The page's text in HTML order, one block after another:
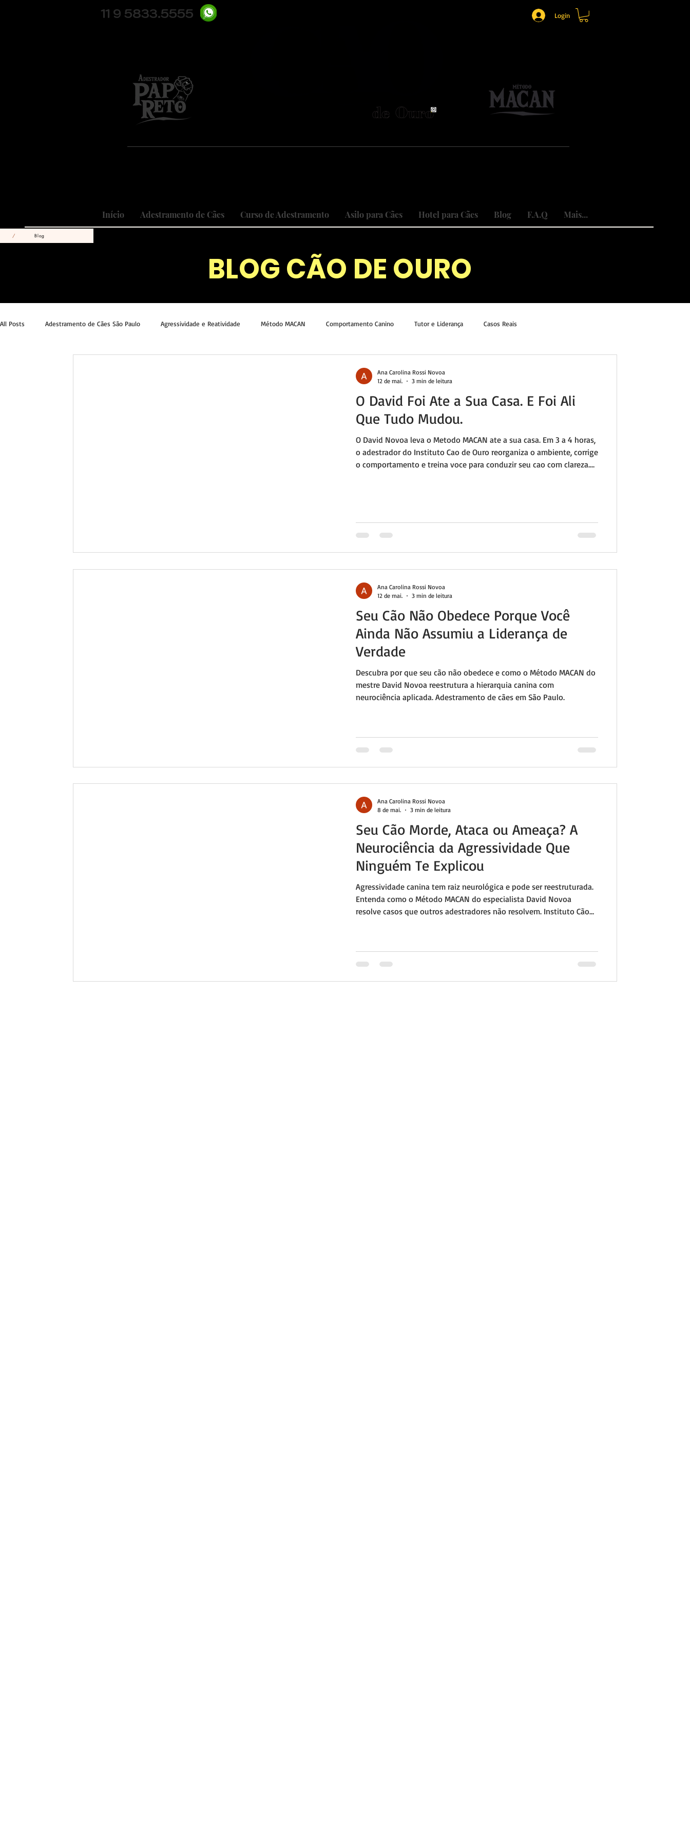
11 9 5833.5555 Login
Início Adestramento de Cães Curso de Adestramento Asilo para Cães Hotel para Cães Blog F.A.Q Mais...
BLOG CÃO DE OURO
All Posts Adestramento de Cães São Paulo Agressividade e Reatividade Método MACAN Comportamento Canino Tutor e Liderança Casos Reais
O David Foi Ate a Sua Casa. E Foi Ali
Que Tudo Mudou.
O David Novoa leva o Metodo MACAN ate a sua casa. Em 3 a 4 horas,
o adestrador do Instituto Cao de Ouro reorganiza o ambiente, corrige
o comportamento e treina voce para conduzir seu cao com clareza.
Ana Carolina Rossi Novoa
12 de mai.
3 min de leitura
Seu Cão Não Obedece Porque Você
Ainda Não Assumiu a Liderança de
Verdade
Descubra por que seu cão não obedece e como o Método MACAN do
mestre David Novoa reestrutura a hierarquia canina com
neurociência aplicada. Adestramento de cães em São Paulo.
Ana Carolina Rossi Novoa
12 de mai.
3 min de leitura
Seu Cão Morde, Ataca ou Ameaça? A
Neurociência da Agressividade Que
Ninguém Te Explicou
Agressividade canina tem raiz neurológica e pode ser reestruturada.
Entenda como o Método MACAN do especialista David Novoa
resolve casos que outros adestradores não resolvem. Instituto Cão
Ana Carolina Rossi Novoa
8 de mai.
3 min de leitura
/ Blog